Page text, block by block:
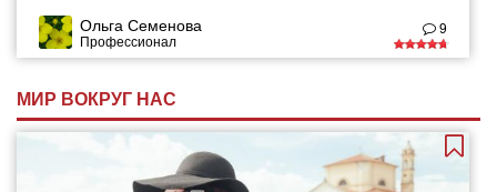
Ольга Семенова
Профессионал
9
МИР ВОКРУГ НАС